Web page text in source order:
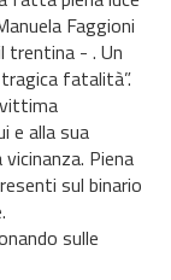
Faggioni
trentina - . Un
fatalità”.
vittima
e alla sua
Piena
sul binario
sulle